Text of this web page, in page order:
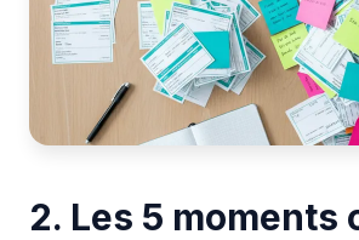
2. Les 5 moments